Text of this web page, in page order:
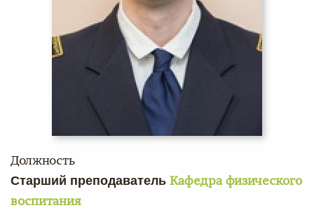
Должность
Старший преподаватель Кафедра физического
воспитания